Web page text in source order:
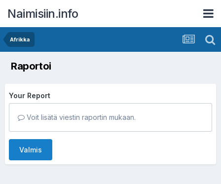
Naimisiin.info
Afrikka
Raportoi
Your Report
Voit lisätä viestin raportin mukaan.
Valmis